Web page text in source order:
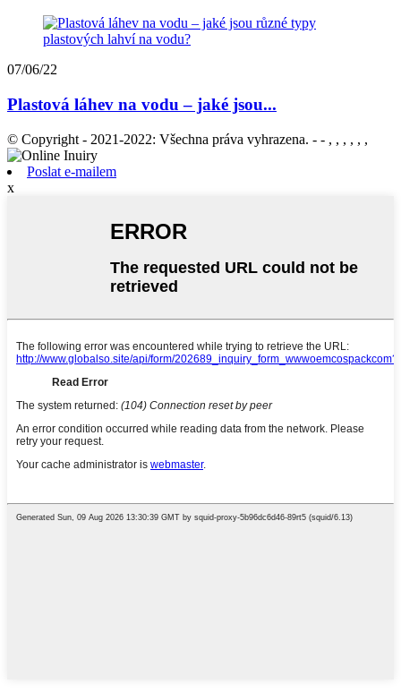
07/06/22
Plastová láhev na vodu – jaké jsou...
© Copyright - 2021-2022: Všechna práva vyhrazena. - - , , , , , ,
Poslat e-mailem
x